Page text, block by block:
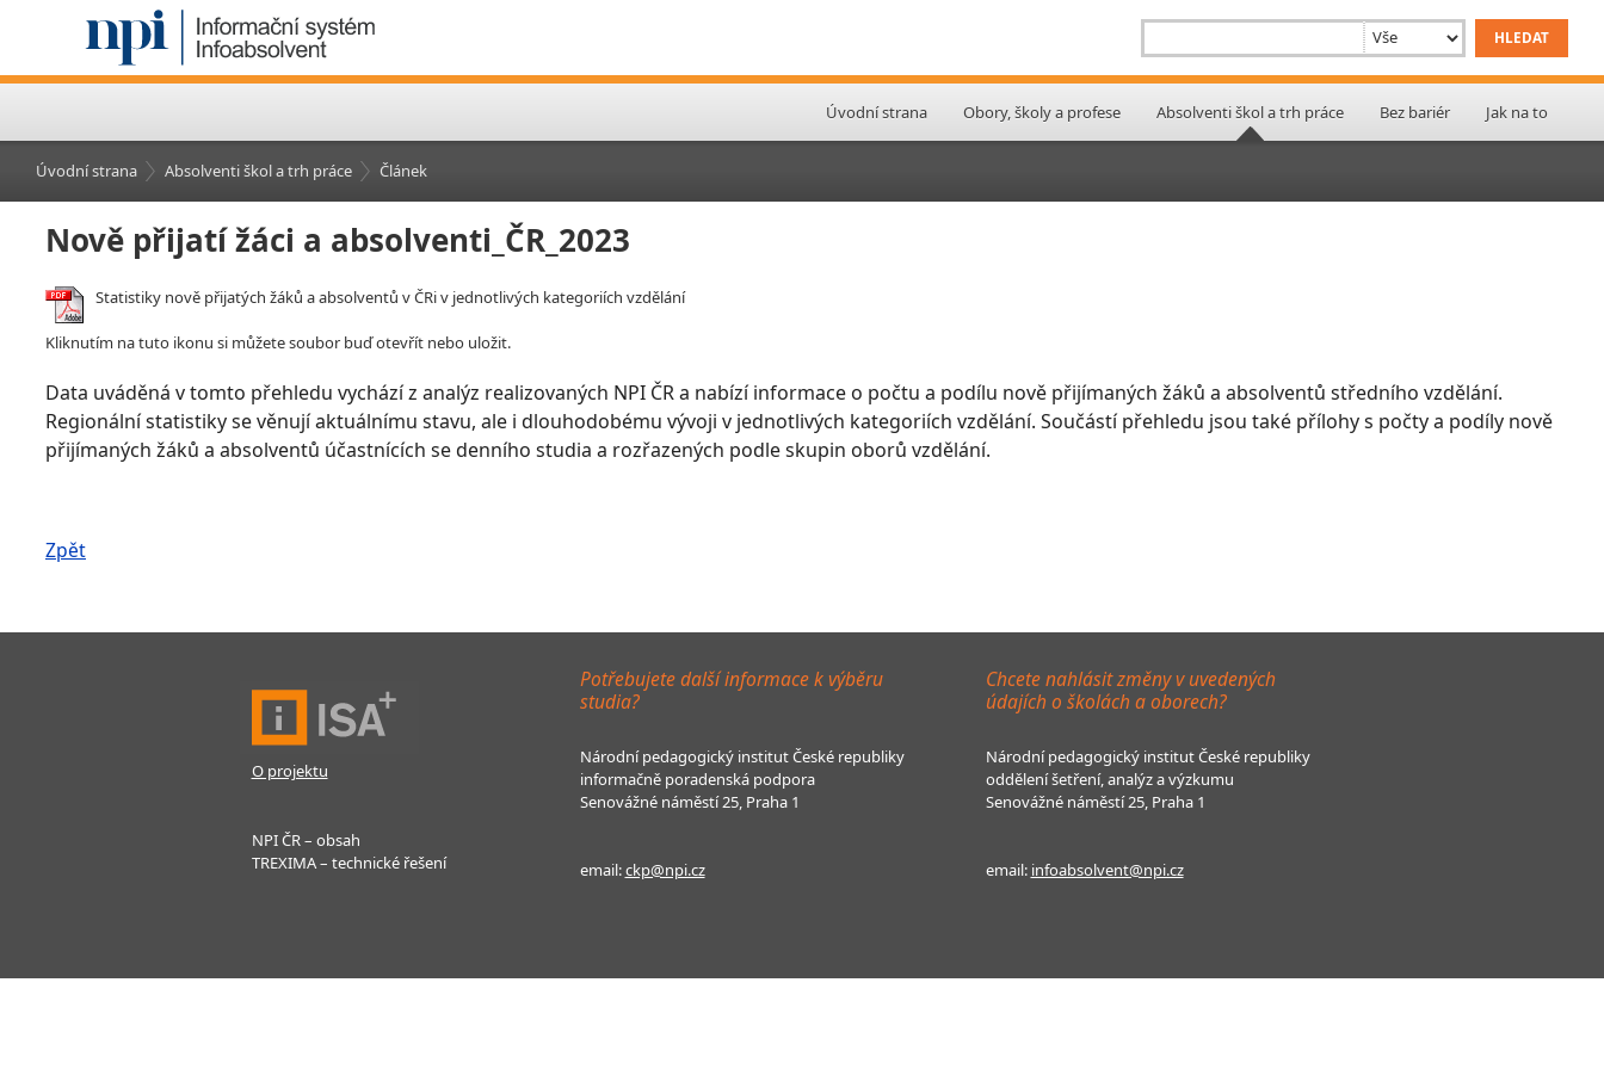
Úvodní strana Obory, školy a profese Absolventi škol a trh práce Bez bariér Jak na to
Úvodní strana Absolventi škol a trh práce Článek
Nově přijatí žáci a absolventi_ČR_2023
Statistiky nově přijatých žáků a absolventů v ČRi v jednotlivých kategoriích vzdělání
Kliknutím na tuto ikonu si můžete soubor buď otevřít nebo uložit.
Data uváděná v tomto přehledu vychází z analýz realizovaných NPI ČR a nabízí informace o počtu a podílu nově přijímaných žáků a absolventů středního vzdělání.
Regionální statistiky se věnují aktuálnímu stavu, ale i dlouhodobému vývoji v jednotlivých kategoriích vzdělání. Součástí přehledu jsou také přílohy s počty a podíly nově
přijímaných žáků a absolventů účastnících se denního studia a rozřazených podle skupin oborů vzdělání.
Zpět
O projektu
NPI ČR – obsah
TREXIMA – technické řešení
Potřebujete další informace k výběru
studia?
Národní pedagogický institut České republiky
informačně poradenská podpora
Senovážné náměstí 25, Praha 1
email:ckp@npi.cz
Chcete nahlásit změny v uvedených
údajích o školách a oborech?
Národní pedagogický institut České republiky
oddělení šetření, analýz a výzkumu
Senovážné náměstí 25, Praha 1
email: infoabsolvent@npi.cz